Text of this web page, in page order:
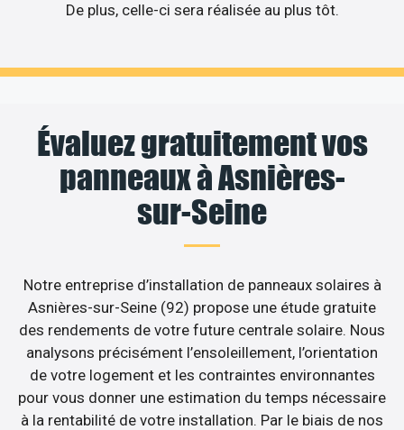
De plus, celle-ci sera réalisée au plus tôt.
Évaluez gratuitement vos
panneaux à Asnières-
sur-Seine
Notre entreprise d’installation de panneaux solaires à
Asnières-sur-Seine (92) propose une étude gratuite
des rendements de votre future centrale solaire. Nous
analysons précisément l’ensoleillement, l’orientation
de votre logement et les contraintes environnantes
pour vous donner une estimation du temps nécessaire
à la rentabilité de votre installation. Par le biais de nos